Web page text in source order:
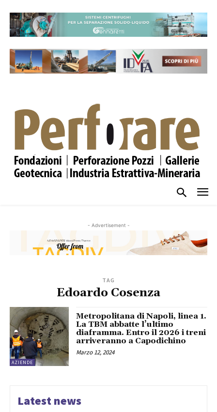
- Advertisement -
TAG
Edoardo Cosenza
AZIENDE
Metropolitana di Napoli, linea 1.
La TBM abbatte l’ultimo
diaframma. Entro il 2026 i treni
arriveranno a Capodichino
Marzo 12, 2024
Latest news